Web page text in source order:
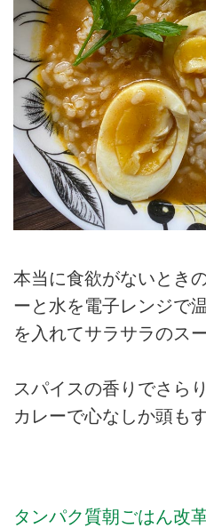
本当に食欲がないとき
ーと水を電子レンジで
を入れてサラサラのス
スパイスの香りでさら
カレーで心なしか頭も
タンパク質朝ごはん改